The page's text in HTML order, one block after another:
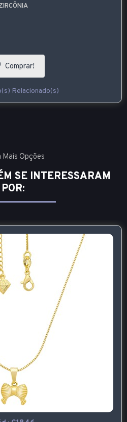
Comprar!
Relacionado(s)
Mais Opções
SE INTERESSARAM
POR: